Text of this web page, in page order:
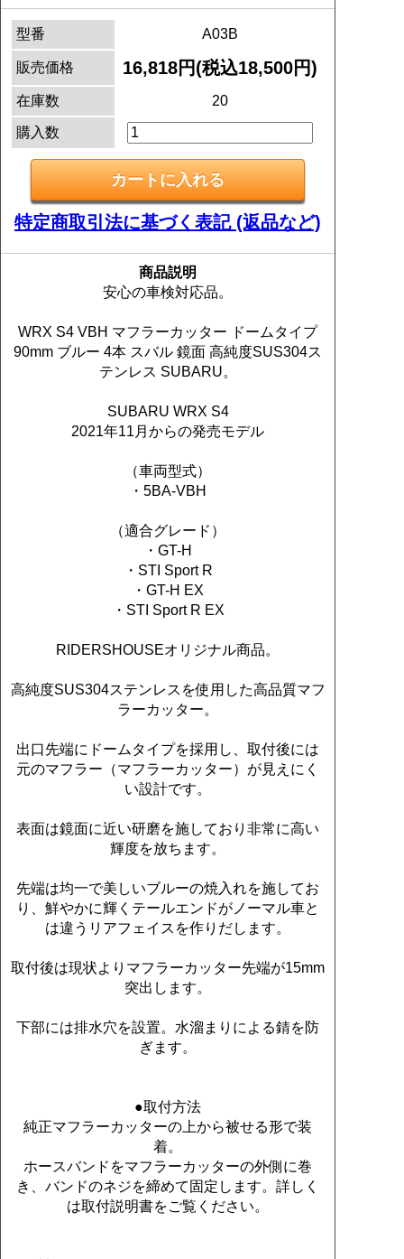
型番 A03B
販売価格 16,818円(税込18,500円)
在庫数 20
購入数
特定商取引法に基づく表記 (返品など)
商品説明
安心の車検対応品。
WRX S4 VBH マフラーカッター ドームタイプ
90mm ブルー 4本 スバル 鏡面 高純度SUS304ス
テンレス SUBARU。
SUBARU WRX S4
2021年11月からの発売モデル
（車両型式）
・5BA-VBH
（適合グレード）
・GT-H
・STI Sport R
・GT-H EX
・STI Sport R EX
RIDERSHOUSEオリジナル商品。
高純度SUS304ステンレスを使用した高品質マフ
ラーカッター。
出口先端にドームタイプを採用し、取付後には
元のマフラー（マフラーカッター）が見えにく
い設計です。
表面は鏡面に近い研磨を施しており非常に高い
輝度を放ちます。
先端は均一で美しいブルーの焼入れを施してお
り、鮮やかに輝くテールエンドがノーマル車と
は違うリアフェイスを作りだします。
取付後は現状よりマフラーカッター先端が15mm
突出します。
下部には排水穴を設置。水溜まりによる錆を防
ぎます。
●取付方法
純正マフラーカッターの上から被せる形で装
着。
ホースバンドをマフラーカッターの外側に巻
き、バンドのネジを締めて固定します。詳しく
は取付説明書をご覧ください。